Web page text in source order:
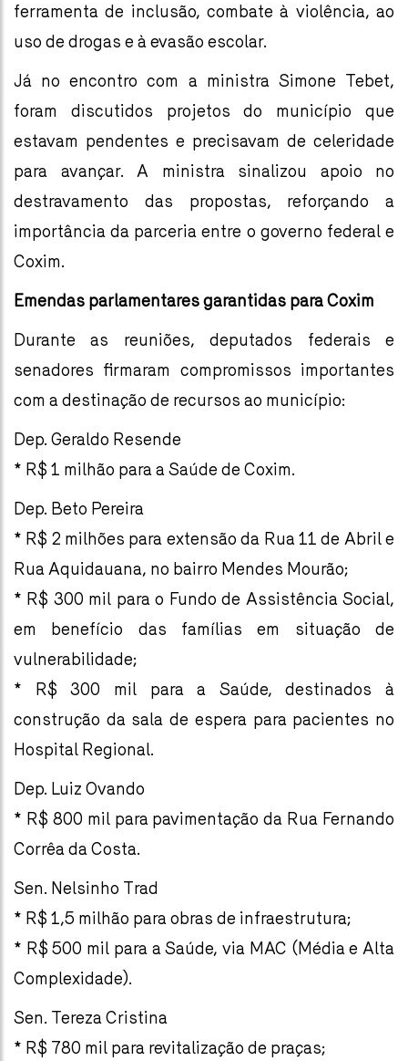
ferramenta de inclusão, combate à violência, ao
uso de drogas e à evasão escolar.
Já no encontro com a ministra Simone Tebet,
foram discutidos projetos do município que
estavam pendentes e precisavam de celeridade
para avançar. A ministra sinalizou apoio no
destravamento das propostas, reforçando a
importância da parceria entre o governo federal e
Coxim.
Emendas parlamentares garantidas para Coxim
Durante as reuniões, deputados federais e
senadores firmaram compromissos importantes
com a destinação de recursos ao município:
Dep. Geraldo Resende
* R$ 1 milhão para a Saúde de Coxim.
Dep. Beto Pereira
* R$ 2 milhões para extensão da Rua 11 de Abril e
Rua Aquidauana, no bairro Mendes Mourão;
* R$ 300 mil para o Fundo de Assistência Social,
em benefício das famílias em situação de
vulnerabilidade;
* R$ 300 mil para a Saúde, destinados à
construção da sala de espera para pacientes no
Hospital Regional.
Dep. Luiz Ovando
* R$ 800 mil para pavimentação da Rua Fernando
Corrêa da Costa.
Sen. Nelsinho Trad
* R$ 1,5 milhão para obras de infraestrutura;
* R$ 500 mil para a Saúde, via MAC (Média e Alta
Complexidade).
Sen. Tereza Cristina
* R$ 780 mil para revitalização de praças;